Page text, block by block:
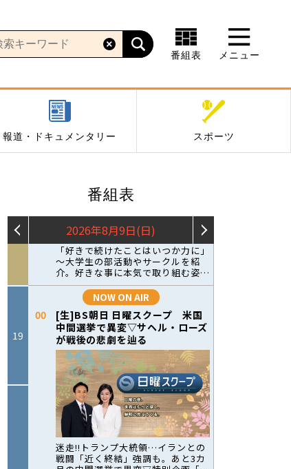
番組表 メニュー
報道・ドキュメンタリー スポーツ
番組表